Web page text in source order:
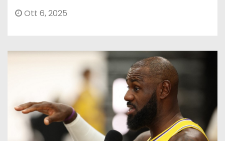
Ott 6, 2025